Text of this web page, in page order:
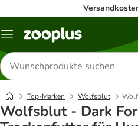
Menü
Produkte
suchen
Top-Marken Wolfsblut
Wolfsblut - Dark